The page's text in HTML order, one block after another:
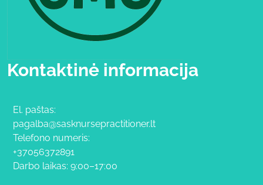
Kontaktinė informacija
El. paštas:
pagalba@sasknursepractitioner.lt
Telefono numeris:
+37056372891
Darbo laikas: 9:00–17:00